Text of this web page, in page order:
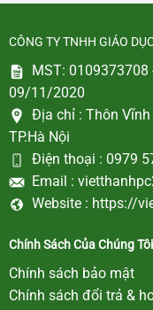
CÔNG TY TNHH GIÁO
MST: 0109373708
09/11/2020
Địa chỉ : Thôn Vĩnh
TP.Hà Nội
Điện thoại : 0979
Email :
Website : https://
Chính Sách Của Chúng Tôi
Chính sách bảo mật
Chính sách đổi trả &